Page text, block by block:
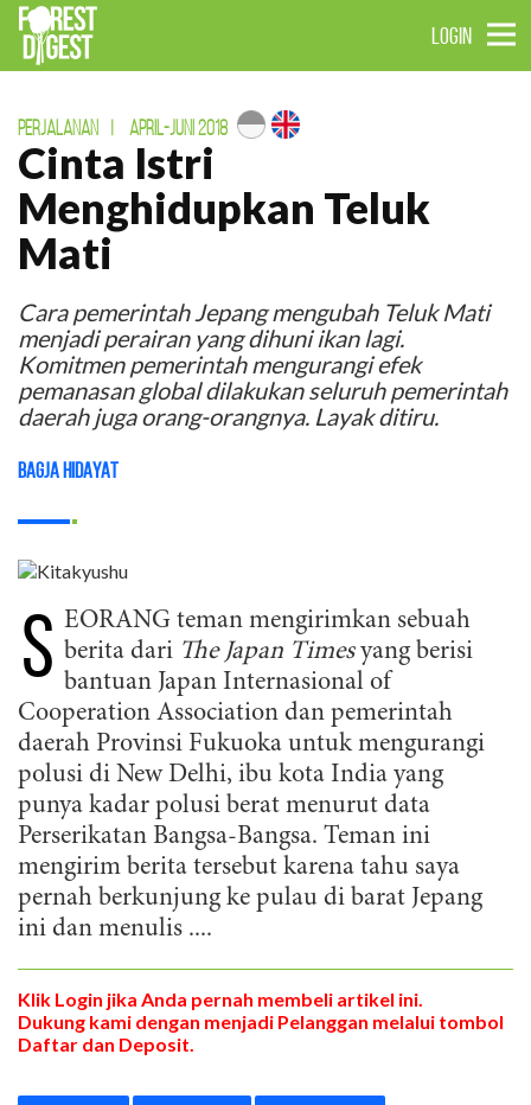
LOGIN
PERJALANAN APRIL-JUNI 2018
Cinta Istri
Menghidupkan Teluk
Mati
Cara pemerintah Jepang mengubah Teluk Mati
menjadi perairan yang dihuni ikan lagi.
Komitmen pemerintah mengurangi efek
pemanasan global dilakukan seluruh pemerintah
daerah juga orang-orangnya. Layak ditiru.
Bagja Hidayat
S EORANG teman mengirimkan sebuah
berita dari The Japan Timesyang berisi
bantuan Japan Internasional of
Cooperation Association dan pemerintah
daerah Provinsi Fukuoka untuk mengurangi
polusi di New Delhi, ibu kota India yang
punya kadar polusi berat menurut data
Perserikatan Bangsa-Bangsa. Teman ini
mengirim berita tersebut karena tahu saya
pernah berkunjung ke pulau di barat Jepang
ini dan menulis ....
Klik Login jika Anda pernah membeli artikel ini.
Dukung kami dengan menjadi Pelanggan melalui tombol
Daftar dan Deposit.